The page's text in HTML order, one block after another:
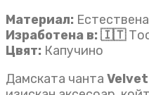
Материал:
Изработена в: 🇮🇹
Цвят: Капучино
Дамската чанта Velvet